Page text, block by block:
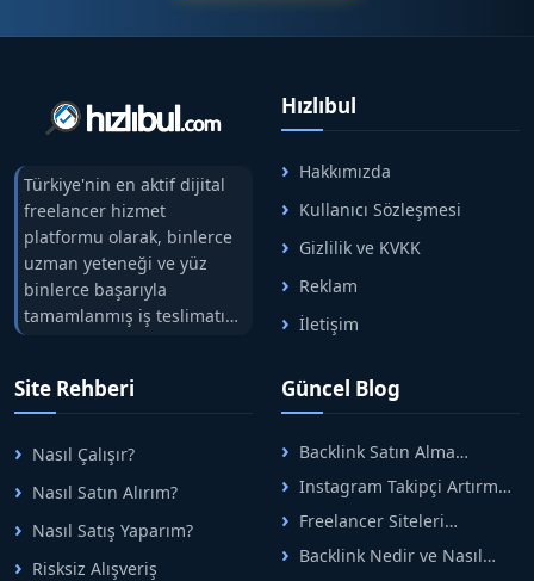
Türkiye'nin en aktif dijital
freelancer hizmet
platformu olarak, binlerce
uzman yeteneği ve yüz
binlerce başarıyla
tamamlanmış iş teslimatını
tek çatıda buluşturuyoruz.
arasındaki süreci risksiz
alışveriş sistemi ile koruyan
ticaretin güvenli
adreslerinden birisidir.
Hızlıbul
Hakkımızda
Kullanıcı Sözleşmesi
Gizlilik ve KVKK
Reklam
İletişim
Site Rehberi
Nasıl Çalışır?
Nasıl Satın Alırım?
Nasıl Satış Yaparım?
Risksiz Alışveriş
Güncel Blog
Backlink Satın Alma
Rehberi: Güvenli SEO İçin
Doğru Adımlar
Instagram Takipçi Artırma
Yöntemleri: Organik Büyüme
Rehberi
Freelancer Siteleri
Arasında Doğru Seçim Nasıl
Yapılır
Backlink Nedir ve Nasıl